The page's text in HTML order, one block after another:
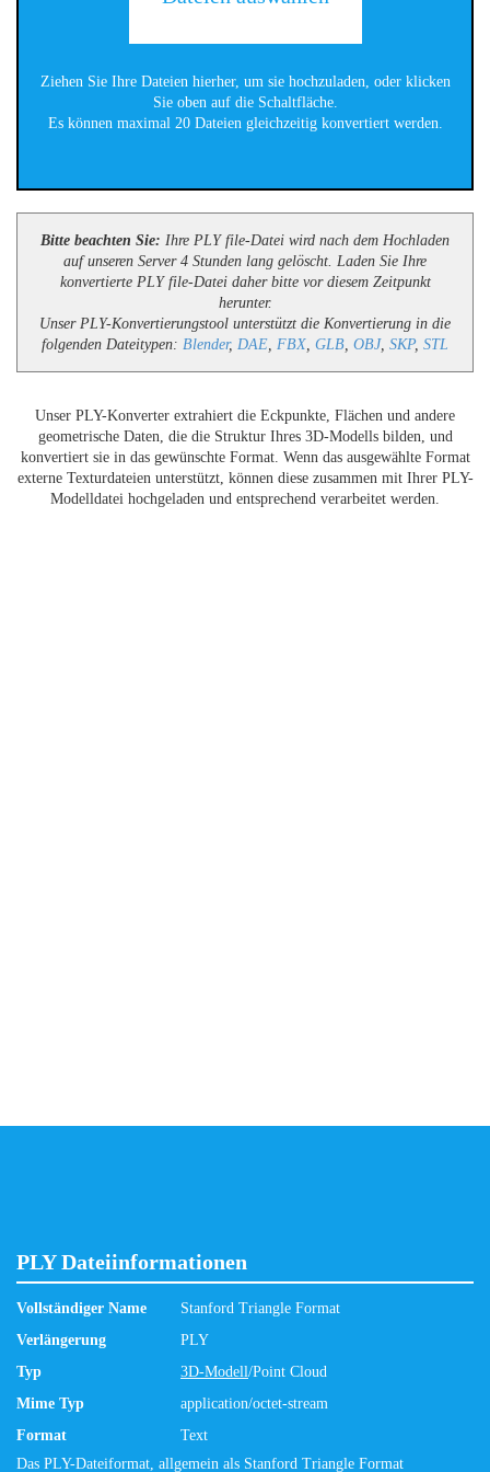
Ziehen Sie Ihre Dateien hierher, um sie hochzuladen, oder klicken
Sie oben auf die Schaltfläche.
Es können maximal 20 Dateien gleichzeitig konvertiert werden.
Bitte beachten Sie: Ihre PLY file-Datei wird nach dem Hochladen
auf unseren Server 4 Stunden lang gelöscht. Laden Sie Ihre
konvertierte PLY file-Datei daher bitte vor diesem Zeitpunkt
herunter.
Unser PLY-Konvertierungstool unterstützt die Konvertierung in die
folgenden Dateitypen: Blender, DAE, FBX, GLB, OBJ, SKP, STL
Unser PLY-Konverter extrahiert die Eckpunkte, Flächen und andere
geometrische Daten, die die Struktur Ihres 3D-Modells bilden, und
konvertiert sie in das gewünschte Format. Wenn das ausgewählte Format
externe Texturdateien unterstützt, können diese zusammen mit Ihrer PLY-
Modelldatei hochgeladen und entsprechend verarbeitet werden.
PLY Dateiinformationen
Vollständiger Name
Stanford Triangle Format
Verlängerung
PLY
Typ
3D-Modell/Point Cloud
Mime Typ
application/octet-stream
Format
Text
Das PLY-Dateiformat, allgemein als Stanford Triangle Format